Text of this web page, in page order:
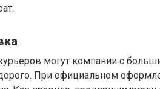
могут компании с
При официальном